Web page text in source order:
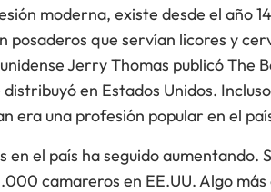
moderna, existe desde el año
que servían licores y
Jerry Thomas publicó The
en Estados Unidos.
era una profesión popular en el
el país ha seguido aumentando.
camareros en EE.UU. Algo más